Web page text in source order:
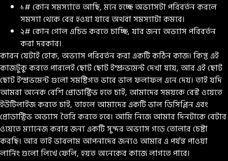
১# কোন সমস্যাতে আছি, মনে হচ্ছে অভ্যাসটা পরিবর্তন করলে
সমস্যা থেকে বের হওয়া যাবে অথবা সমস্যাটা কমবে।
২# কোন গোল এচিভ করতে চাচ্ছি, যার জন্য অভ্যাস পরিবর্তন
করা দরকার।
কারন যেটাই হোক, অভ্যাস পরিবর্তন করা একটি কঠিন কাজ। কিন্তু এই
কাজটুকু করতে পারলেই ছোট ছোট ইম্প্রুভমেন্ট দেখা যায়, আর এই ছোট
ছোট ইম্প্রভমেন্ট গুলো সমষ্টিগত ভাবে ভাল ফলাফল এনে দেয়। তাই যদি
আমরা অনেক বেশি প্রোডাক্টিভ হতে চাই, আমাদের সময়কে বেস্ট ওয়েতে
ইউটিলাইজ করতে চাই, তাহলে আমাদের একটি ভাল ডিসিপ্লিন এবং
প্রোডাক্টিভ অভ্যাস তৈরি করতে হবে। আমি নিজে আমার দিনটাকে বেটার
ওয়েতে ম্যানেজ করার জন্য একটি সুন্দর অভ্যাস গড়ে তোলার চেষ্টা
করছি। আর তাই ভাবলাম আপনাদের জন্যও আমার এ পর্যন্ত পাওয়া
লার্নিং গুলো লিখে ফেলি, হয়ত অনেকের কাজে লাগতে পারে।